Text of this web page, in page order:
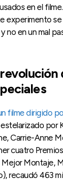
en el
experimento
no en un mal
filme dirigido
por
Carrie-Anne
cuatro
Montaje,
recaudó 463